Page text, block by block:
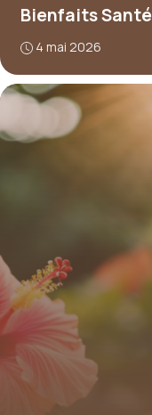
Bienfaits Santé
4 mai 2026